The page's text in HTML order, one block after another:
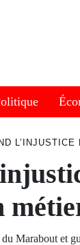
Marabout et